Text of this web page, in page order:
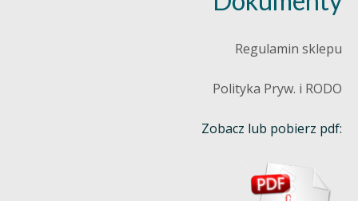
Regulamin sklepu
Polityka Pryw. i RODO
Zobacz lub pobierz pdf: